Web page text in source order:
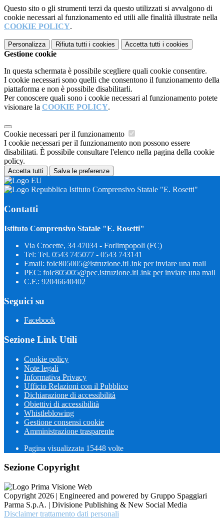
Questo sito o gli strumenti terzi da questo utilizzati si avvalgono di
cookie necessari al funzionamento ed utili alle finalità illustrate nella
COOKIE POLICY.
Personalizza Rifiuta tutti i cookies Accetta tutti i cookies
Gestione cookie
In questa schermata è possibile scegliere quali cookie consentire.
I cookie necessari sono quelli che consentono il funzionamento della
piattaforma e non è possibile disabilitarli.
Per conoscere quali sono i cookie necessari al funzionamento potete
visionare la COOKIE POLICY.
Cookie necessari per il funzionamento
I cookie necessari per il funzionamento non possono essere
disabilitati. È possibile consultare l'elenco nella pagina della cookie
policy.
Accetta tutti Salva le preferenze
Istituto Comprensivo Statale "E. Rosetti"
Contatti
Istituto Comprensivo Statale "E. Rosetti"
Via Crocette, 34 47034 - Forlimpopoli (FC)
Tel: Tel. 0543 745077 - 0543 743141
Email: foic805005@istruzione.itLink per inviare una mail
PEC: foic805005@pec.istruzione.itLink per inviare una mail
C.F.: 92046640402
Seguici su
Facebook
Sezione Link Utili
Cookie policy
Note legali
Informativa Privacy
Ufficio Relazioni con il Pubblico
Dichiarazione di accessibilità
Obiettivi di accessibilità
Whistleblowing
Gestione consensi cookie
Amministrazione trasparente
Pagina visualizzata 15448 volte
Sezione Copyright
Copyright 2026 | Engineered and powered by Gruppo Spaggiari
Parma S.p.A. | Divisione Publishing & New Social Media
Disclaimer trattamento dati personali